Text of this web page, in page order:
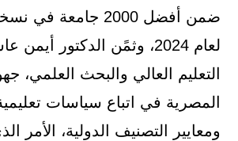
ضمن أفضل 2000 جامعة
لعام 2024، وثمًن الدكتور
التعليم العالي والبحث العلمي،
المصرية في اتباع سياسات
ومعايير التصنيف الدولية، الأمر